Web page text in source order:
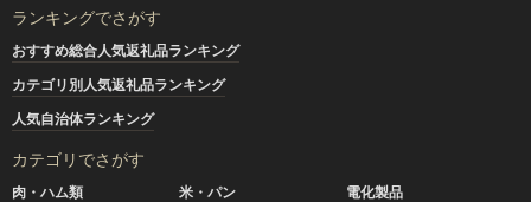
ランキングでさがす
おすすめ総合人気返礼品ランキング
カテゴリ別人気返礼品ランキング
人気自治体ランキング
カテゴリでさがす
肉・ハム類 米・パン
電化製品